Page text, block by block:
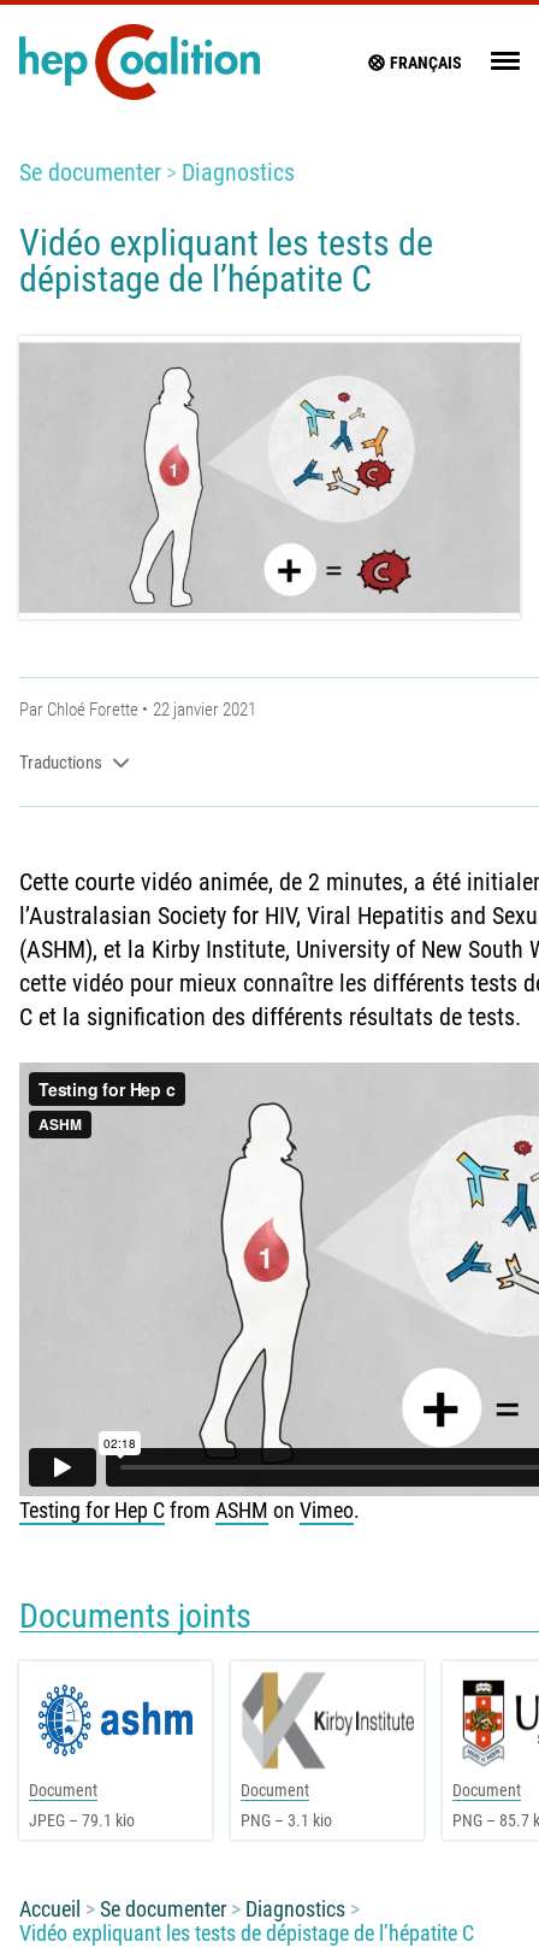
FRANÇAIS
Se documenter Diagnostics
Vidéo expliquant les tests de
dépistage de l’hépatite C
Par Chloé Forette 22 janvier 2021
Traductions
Cette courte vidéo animée, de 2 minutes, a été
l’Australasian Society for HIV, Viral Hepatitis and
(ASHM), et la Kirby Institute, University of New South
cette vidéo pour mieux connaître les différents tests
C et la signification des différents résultats de tests.
Testing for Hep Cfrom ASHM on Vimeo.
Documents joints
Document
JPEG – 79.1 kio
Document
PNG – 3.1 kio
Document
PNG – 85.7
Vous êtes ici :
Accueil Se documenter
Diagnostics
Vidéo expliquant les tests de dépistage de l’hépatite C